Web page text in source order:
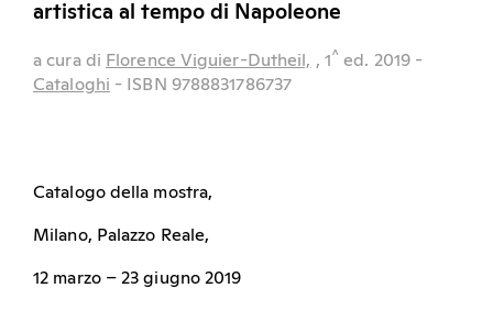
artistica al tempo di Napoleone
a cura di Florence Viguier-Dutheil, , 1^ ed. 2019 -
Cataloghi - ISBN 9788831786737
Catalogo della mostra,
Milano, Palazzo Reale,
12 marzo – 23 giugno 2019